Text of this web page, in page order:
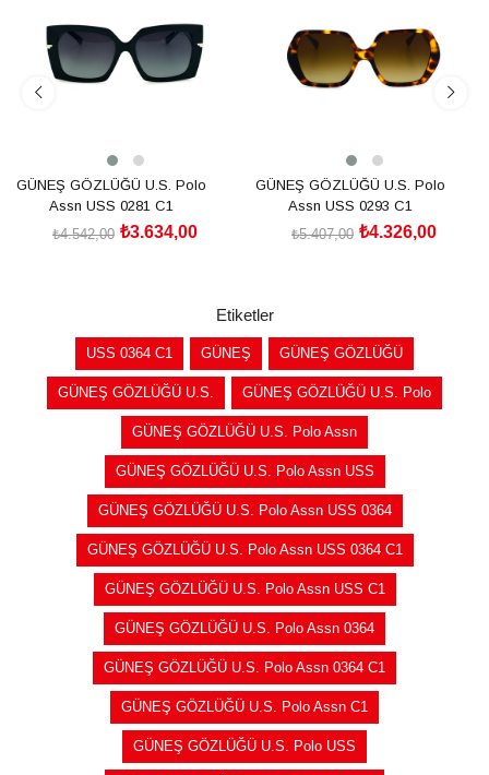
GÜNEŞ GÖZLÜĞÜ U.S. Polo
Assn USS 0281 C1
₺3.634,00
₺4.542,00
GÜNEŞ GÖZLÜĞÜ U.S. Polo
Assn USS 0293 C1
₺4.326,00
₺5.407,00
Etiketler
USS 0364 C1 GÜNEŞ GÜNEŞ GÖZLÜĞÜ
GÜNEŞ GÖZLÜĞÜ U.S. GÜNEŞ GÖZLÜĞÜ U.S. Polo
GÜNEŞ GÖZLÜĞÜ U.S. Polo Assn
GÜNEŞ GÖZLÜĞÜ U.S. Polo Assn USS
GÜNEŞ GÖZLÜĞÜ U.S. Polo Assn USS 0364
GÜNEŞ GÖZLÜĞÜ U.S. Polo Assn USS 0364 C1
GÜNEŞ GÖZLÜĞÜ U.S. Polo Assn USS C1
GÜNEŞ GÖZLÜĞÜ U.S. Polo Assn 0364
GÜNEŞ GÖZLÜĞÜ U.S. Polo Assn 0364 C1
GÜNEŞ GÖZLÜĞÜ U.S. Polo Assn C1
GÜNEŞ GÖZLÜĞÜ U.S. Polo USS